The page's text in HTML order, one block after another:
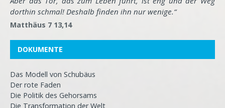
dorthin schmal! Deshalb finden ihn nur wenige.“
Matthäus 7 13,14
DOKUMENTE
Das Modell von Schubäus
Der rote Faden
Die Politik des Gehorsams
Die Transformation der Welt